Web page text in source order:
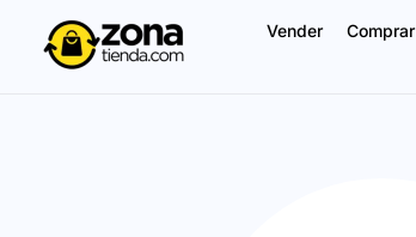
Vender Comprar